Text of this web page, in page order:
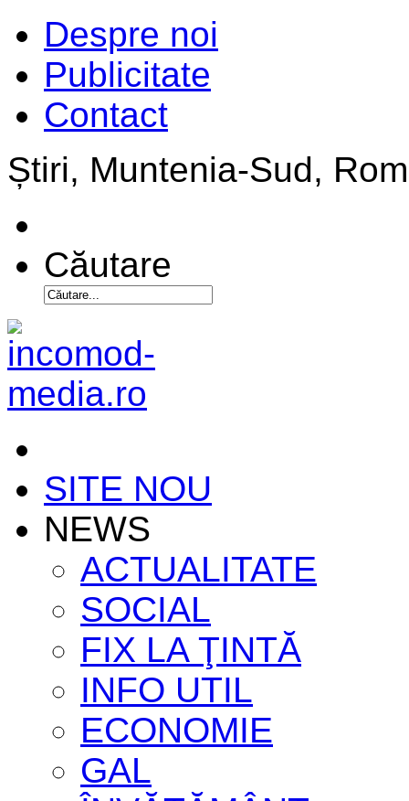
Despre noi
Publicitate
Contact
Știri, Muntenia-Sud,
Căutare
SITE NOU
NEWS
ACTUALITATE
SOCIAL
FIX LA ŢINTĂ
INFO UTIL
ECONOMIE
GAL